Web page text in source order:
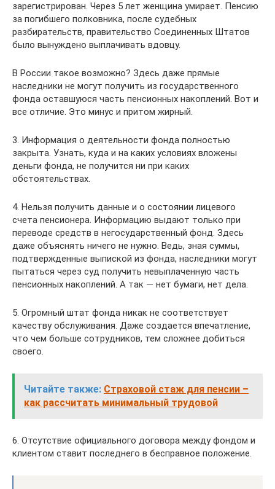
зарегистрирован. Через 5 лет женщина умирает. Пенсию
за погибшего полковника, после судебных
разбирательств, правительство Соединенных Штатов
было вынуждено выплачивать вдовцу.
В России такое возможно? Здесь даже прямые
наследники не могут получить из государственного
фонда оставшуюся часть пенсионных накоплений. Вот и
все отличие. Это минус и притом жирный.
3. Информация о деятельности фонда полностью
закрыта. Узнать, куда и на каких условиях вложены
деньги фонда, не получится ни при каких
обстоятельствах.
4. Нельзя получить данные и о состоянии лицевого
счета пенсионера. Информацию выдают только при
переводе средств в негосударственный фонд. Здесь
даже объяснять ничего не нужно. Ведь, зная суммы,
подтвержденные выпиской из фонда, наследники могут
пытаться через суд получить невыплаченную часть
пенсионных накоплений. А так — нет бумаги, нет дела.
5. Огромный штат фонда никак не соответствует
качеству обслуживания. Даже создается впечатление,
что чем больше сотрудников, тем сложнее добиться
своего.
Читайте также: Страховой стаж для пенсии –
как рассчитать минимальный трудовой
6. Отсутствие официального договора между фондом и
клиентом ставит последнего в бесправное положение.